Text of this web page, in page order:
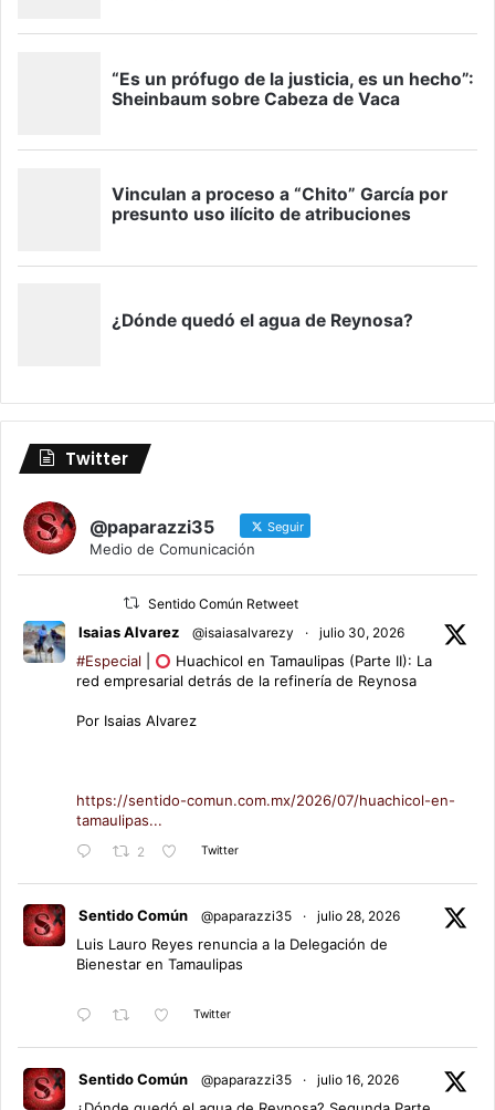
Twitter
@paparazzi35 Seguir
Medio de Comunicación
Sentido Común Retweet
Isaias Alvarez @isaiasalvarezy · julio 30, 2026
#Especial
Huachicol en Tamaulipas (Parte II): La
red empresarial detrás de la refinería de Reynosa
Por Isaias Alvarez
https://sentido-comun.com.mx/2026/07/huachicol-en-
tamaulipas...
2 Twitter
Sentido Común @paparazzi35 · julio 28, 2026
Luis Lauro Reyes renuncia a la Delegación de
Bienestar en Tamaulipas
Twitter
Sentido Común @paparazzi35 · julio 16, 2026